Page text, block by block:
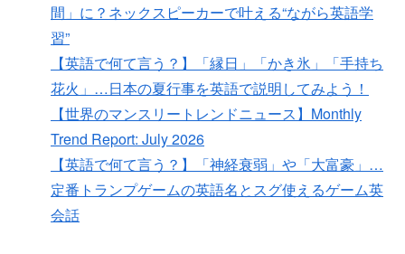
間」に？ネックスピーカーで叶える“ながら英語学
習”
【英語で何て言う？】「縁日」「かき氷」「手持ち
花火」…日本の夏行事を英語で説明してみよう！
【世界のマンスリートレンドニュース】Monthly
Trend Report: July 2026
【英語で何て言う？】「神経衰弱」や「大富豪」…
定番トランプゲームの英語名とスグ使えるゲーム英
会話